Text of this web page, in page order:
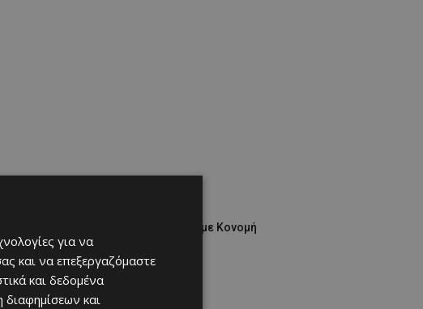
Τι ισχύει με Κονομή
για να
και να επεξεργαζόμαστε
και δεδομένα
διαφημίσεων και